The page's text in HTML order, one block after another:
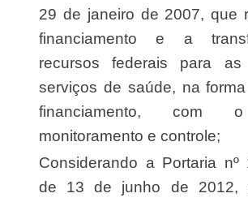
29 de janeiro de 2007, que
financiamento e a
recursos federais para
serviços de saúde, na
financiamento, com o
monitoramento e controle;
Considerando a Portaria nº 1.214/GM/MS,
de 13 de junho de 2012,